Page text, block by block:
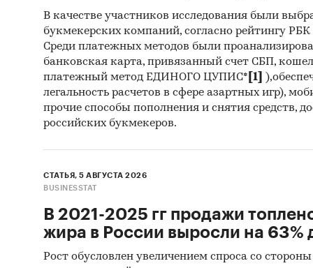
В
В качестве участников исследования были
букмекерских компаний, согласно рейтингу
Среди платежных методов были
банковская карта, привязанный счет СБП,
платежный метод ЕДИНОГО ЦУПИС* [1]
легальность расчетов в сфере азартных игр),
прочие способы пополнения и снятия средств,
российских букмекеров.
СТАТЬЯ, 5 АВГУСТА 2026
BUSINESSTAT
В 2021-2025 гг продажи
жира в России выросли на 63%
Рост обусловлен увеличением спроса со